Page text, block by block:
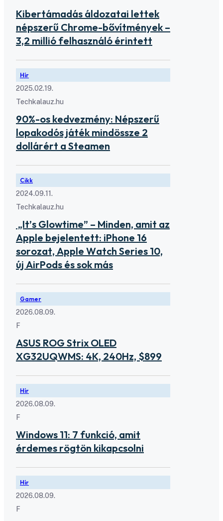
Kibertámadás áldozatai lettek
népszerű Chrome-bővítmények –
3,2 millió felhasználó érintett
Hír
2025.02.19.
Techkalauz.hu
90%-os kedvezmény: Népszerű
lopakodós játék mindössze 2
dollárért a Steamen
Cikk
2024.09.11.
Techkalauz.hu
„It’s Glowtime” – Minden, amit az
Apple bejelentett: iPhone 16
sorozat, Apple Watch Series 10,
új AirPods és sok más
Gamer
2026.08.09.
F
ASUS ROG Strix OLED
XG32UQWMS: 4K, 240Hz, $899
Hír
2026.08.09.
F
Windows 11: 7 funkció, amit
érdemes rögtön kikapcsolni
Hír
2026.08.09.
F